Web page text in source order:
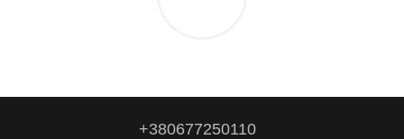
+380677250110